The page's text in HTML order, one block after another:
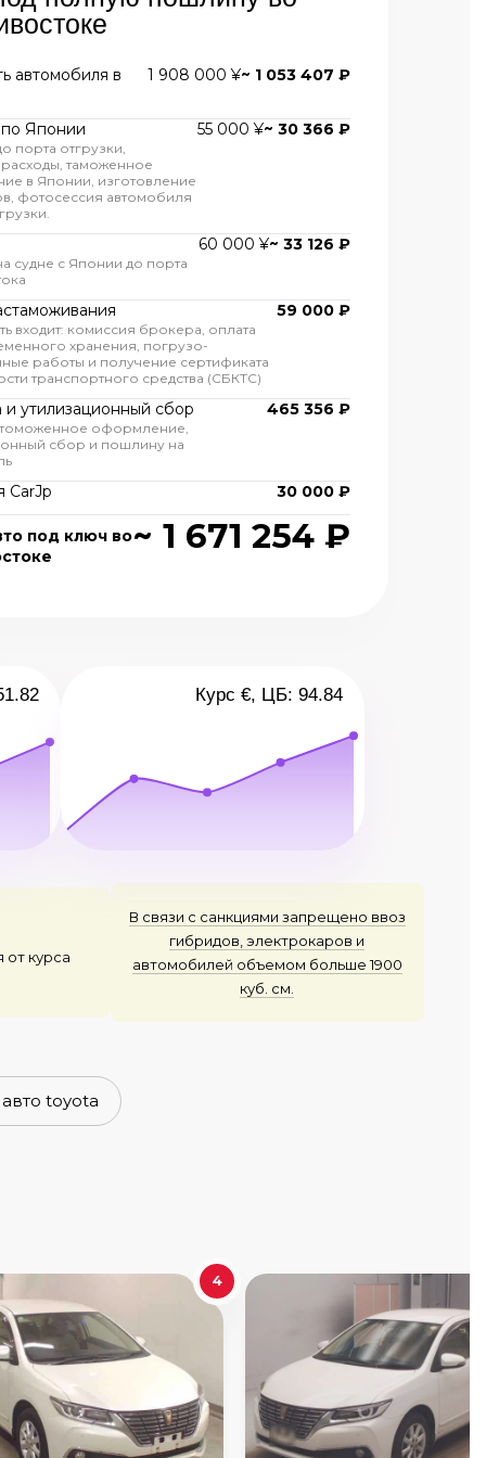
автомобиля в
1 908 000 ¥~ 1 053 407 ₽
Японии
порта отгрузки,
таможенное
в Японии, изготовление
фотосессия автомобиля
55 000 ¥~ 30 366 ₽
судне с Японии до порта
60 000 ¥~ 33 126 ₽
входит: комиссия брокера, оплата
хранения, погрузо-
работы и получение сертификата
транспортного средства (СБКТС)
59 000 ₽
утилизационный сбор
оформление,
сбор и пошлину на
465 356 ₽
CarJp 30 000 ₽
под ключ во~ 1 671 254 ₽
Курс €, ЦБ: 94.84
от курса
В связи с санкциями запрещено ввоз
гибридов, электрокаров и
автомобилей объемом больше 1900
куб. см.
toyota
4